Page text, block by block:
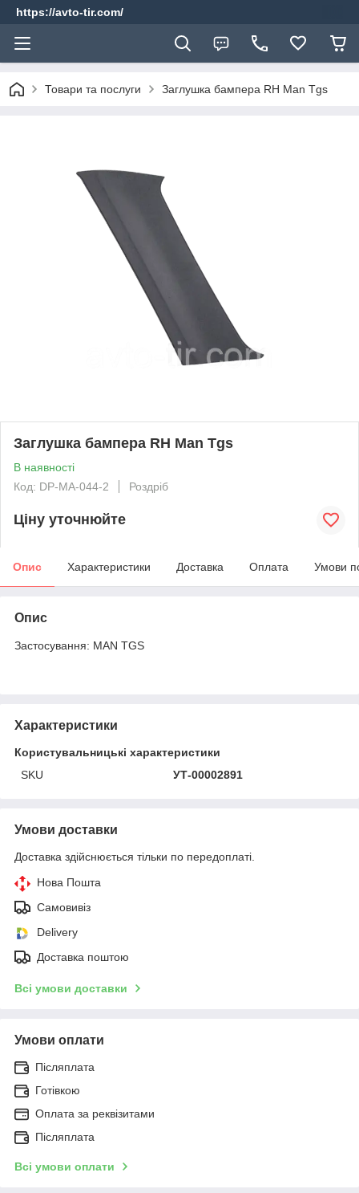
https://avto-tir.com/
Товари та послуги Заглушка бампера RH Man Tgs
Заглушка бампера RH Man Tgs
В наявності
Код: DP-MA-044-2
Роздріб
Ціну уточнюйте
Опис Характеристики Доставка Оплата Умови
Опис
Застосування: MAN TGS
Характеристики
Користувальницькі характеристики
SKU
УТ-00002891
Умови доставки
Доставка здійснюється тільки по передоплаті.
Нова Пошта
Самовивіз
Delivery
Доставка поштою
Всі умови доставки
Умови оплати
Післяплата
Готівкою
Оплата за реквізитами
Післяплата
Всі умови оплати